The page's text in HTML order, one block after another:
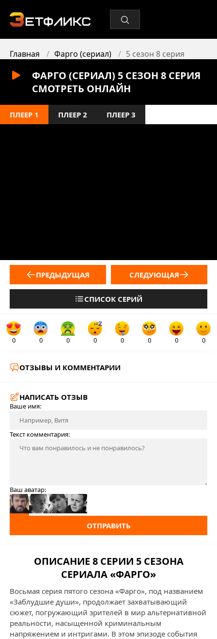
Главная Фарго (сериал) 5 сезон 8 серия
ФАРГО (СЕРИАЛ) 5 СЕЗОН 8 СЕРИЯ
СМОТРЕТЬ ОНЛАЙН
ПЛЕЕР 1 ПЛЕЕР 2 ПЛЕЕР 3
ПРЕДЫДУЩАЯ
СПИСОК СЕРИЙ
СЛЕДУЮЩАЯ
0 0 0 0 0 0 0 0
ОТЗЫВЫ И КОММЕНТАРИИ
НАПИСАТЬ ОТЗЫВ
Ваше имя:
Текст комментария:
Ваш аватар:
ОТПРАВИТЬ
ОПИСАНИЕ 8 СЕРИИ 5 СЕЗОНА
СЕРИАЛА «ФАРГО»
Восьмая серия пятого сезона «Фарго», под названием
«Заблудшие души», продолжает захватывающий
сюжет, погружающий зрителей в мир альтернативной
реальности, насыщенной криминальным
напряжением и интригами. В этом эпизоде события